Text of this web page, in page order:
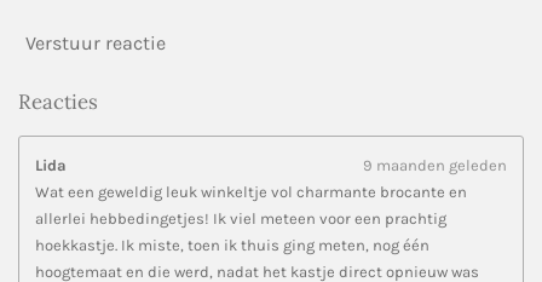
Verstuur reactie
Reacties
Lida
9 maanden geleden
Wat een geweldig leuk winkeltje vol charmante brocante en
allerlei hebbedingetjes! Ik viel meteen voor een prachtig
hoekkastje. Ik miste, toen ik thuis ging meten, nog één
hoogtemaat en die werd, nadat het kastje direct opnieuw was